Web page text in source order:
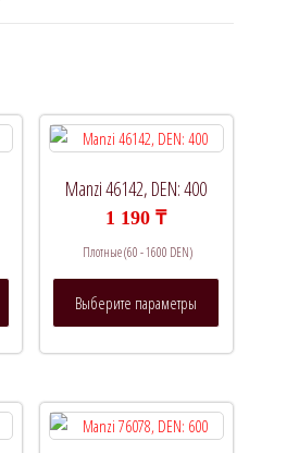
Этот
Опции
можно
Manzi 46142, DEN: 400
1 190₸
Плотные (60 - 1600 DEN)
Выберите параметры
Опции
можно